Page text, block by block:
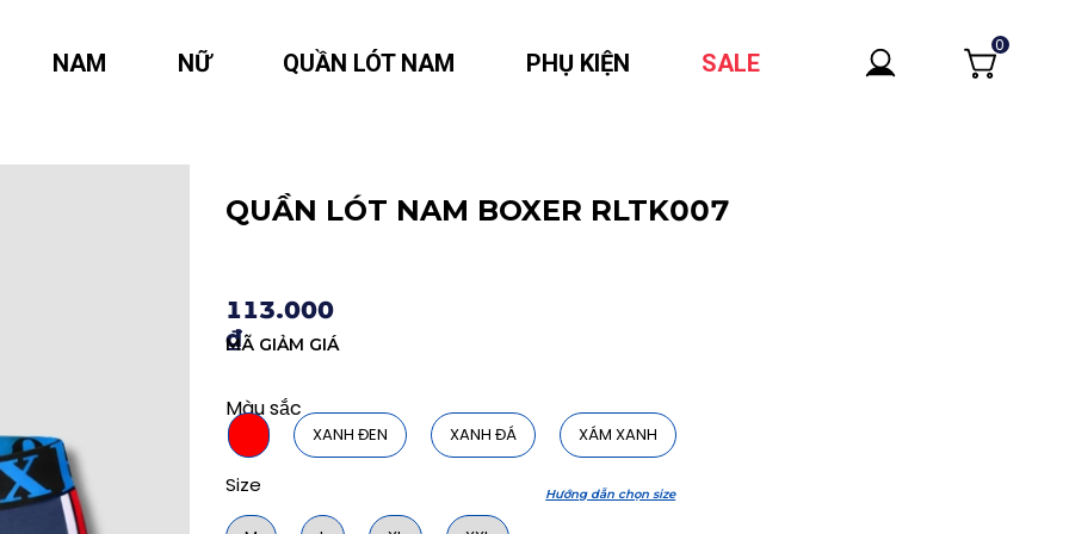
NAM NỮ QUẦN LÓT NAM PHỤ KIỆN SALE
0
QUẦN LÓT NAM BOXER RLTK007
113.000
₫
Màu sắc
XANH ĐEN XANH ĐÁ XÁM XANH
Size Hướng dẫn chọn size
MÃ GIẢM GIÁ